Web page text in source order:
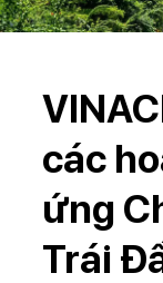
các
ứng
Trái